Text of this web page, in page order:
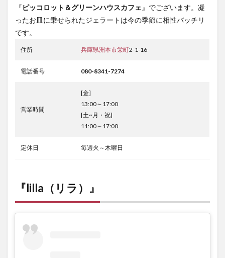
『ピッコロット＆グリーンハウスカフェ』でございます。凝
ったお皿に乗せられたジェラートは今の季節に相性バッチリ
です。
住所 兵庫県洲本市栄町2-1-16
電話番号 080-8341-7274
営業時間
[金]
13:00～17:00
[土~月・祝]
11:00～17:00
定休日 毎週火～木曜日
『lilla （リラ）』